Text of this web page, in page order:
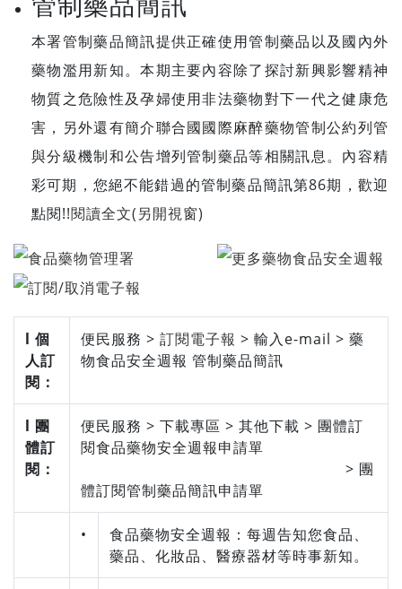
本署管制藥品簡訊提供正確使用管制藥品以及國內外
藥物濫用新知。本期主要內容除了探討新興影響精神
物質之危險性及孕婦使用非法藥物對下一代之健康危
害，另外還有簡介聯合國國際麻醉藥物管制公約列管
與分級機制和公告增列管制藥品等相關訊息。內容精
彩可期，您絕不能錯過的管制藥品簡訊第86期，歡迎
點閱!!閱讀全文(另開視窗)
l 個
人訂
閱：
便民服務 > 訂閱電子報 > 輸入e-mail > 藥
物食品安全週報 管制藥品簡訊
l 團
體訂
閱：
便民服務 > 下載專區 > 其他下載 > 團體訂
閱食品藥物安全週報申請單
> 團
體訂閱管制藥品簡訊申請單
•
食品藥物安全週報：每週告知您食品、
藥品、化妝品、醫療器材等時事新知。